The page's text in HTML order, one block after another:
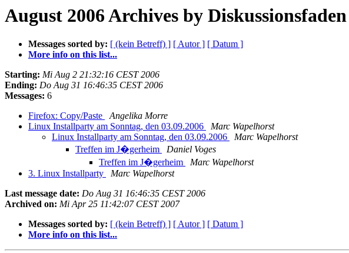
August 2006 Archives by Diskussionsfaden
Messages sorted by: [ (kein Betreff) ] [ Autor ] [ Datum ]
More info on this list...
Starting: Mi Aug 2 21:32:16 CEST 2006
Ending: Do Aug 31 16:46:35 CEST 2006
Messages: 6
Firefox: Copy/Paste
Angelika Morre
Linux Installparty am Sonntag, den 03.09.2006
Marc Wapelhorst
Linux Installparty am Sonntag, den 03.09.2006
Marc Wapelhorst
Treffen im J�gerheim
Daniel Voges
Treffen im J�gerheim
Marc Wapelhorst
3. Linux Installparty
Marc Wapelhorst
Last message date: Do Aug 31 16:46:35 CEST 2006
Archived on: Mi Apr 25 11:42:07 CEST 2007
Messages sorted by: [ (kein Betreff) ] [ Autor ] [ Datum ]
More info on this list...